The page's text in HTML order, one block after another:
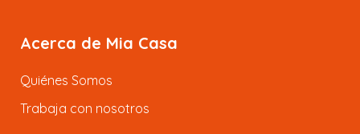
Acerca de Mia Casa
Quiénes Somos
Trabaja con nosotros